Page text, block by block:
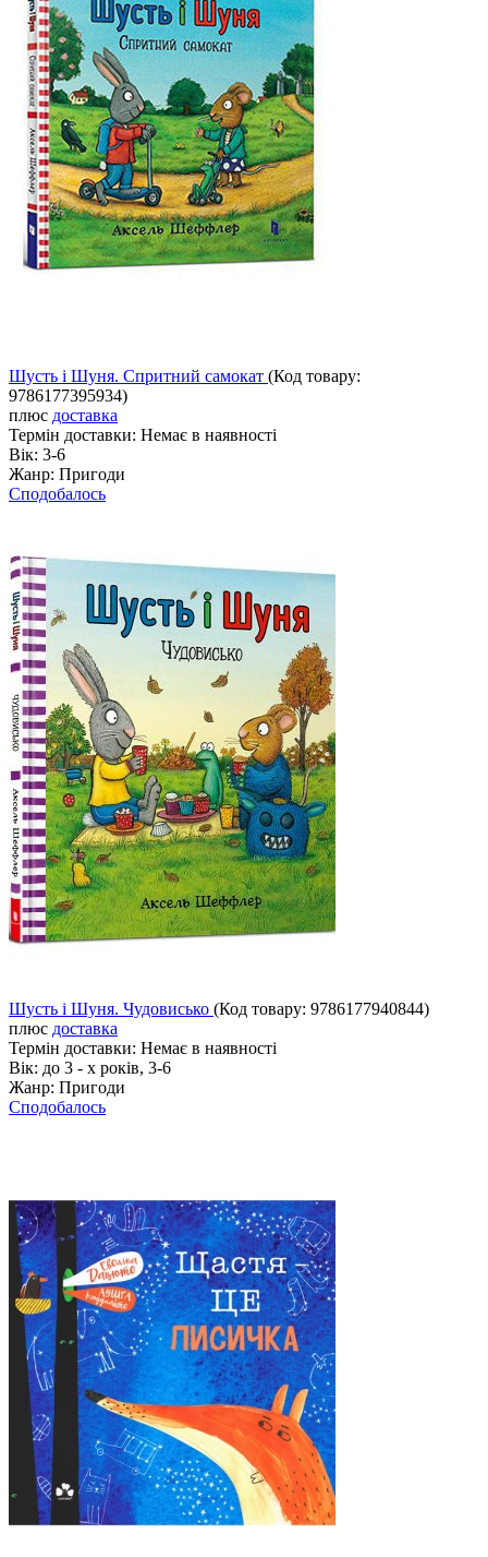
Шусть і Шуня. Спритний самокат (Код товару:
9786177395934)
плюс доставка
Термін доставки: Немає в наявності
Вік: 3-6
Жанр: Пригоди
Сподобалось
Шусть і Шуня. Чудовисько (Код товару: 9786177940844)
плюс доставка
Термін доставки: Немає в наявності
Вік: до 3 - х років, 3-6
Жанр: Пригоди
Сподобалось